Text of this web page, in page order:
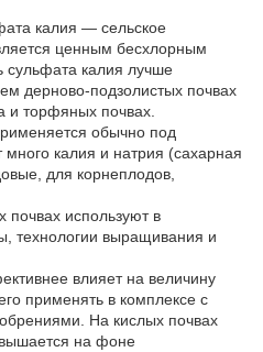
калия — сельское
ценным бесхлорным
калия лучше
дерново-подзолистых почвах
и торфяных почвах.
обычно под
много калия и натрия (сахарная
для корнеплодов,
используют в
технологии выращивания и
влияет на величину
применять в комплексе с
На кислых почвах
на фоне